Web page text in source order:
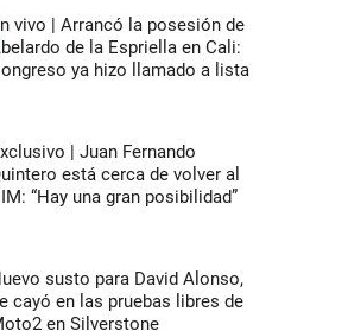
vivo | Arrancó la posesión de
de la Espriella en Cali:
ya hizo llamado a lista
| Juan Fernando
está cerca de volver al
“Hay una gran posibilidad”
susto para David Alonso,
cayó en las pruebas libres de
en Silverstone